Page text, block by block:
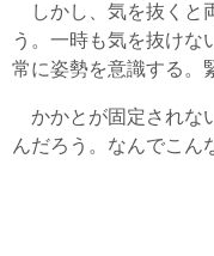
しかし、気を抜くと
う。一時も気を抜けな
常に姿勢を意識する。
かかとが固定されな
んだろう。なんでこん